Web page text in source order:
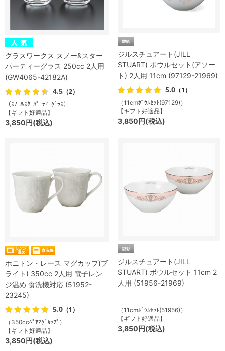
グラスワークス スノー&スター
パーティーグラス 250cc 2人用
(GW4065-42182A)
4.5 （2）
（ｽﾉｰ&ｽﾀｰﾊﾟｰﾃｨｰｸﾞﾗｽ）
【ギフト好適品】
3,850円(税込)
ジルスチュアート(JILL
STUART) ボウルセット(アソー
ト) 2人用 11cm (97129-21969)
5.0 （1）
（11cmﾎﾞｳﾙｾｯﾄ(97129)）
【ギフト好適品】
3,850円(税込)
ホニトン・レース マグカップ(ブ
ライト) 350cc 2人用 電子レン
ジ温め 食洗機対応 (51952-
23245)
5.0 （1）
（350ccﾍﾟｱﾏｸﾞｶｯﾌﾟ）
【ギフト好適品】
3,850円(税込)
ジルスチュアート(JILL
STUART) ボウルセット 11cm 2
人用 (51956-21969)
（11cmﾎﾞｳﾙｾｯﾄ(51956)）
【ギフト好適品】
3,850円(税込)